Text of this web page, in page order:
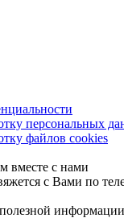
персональных
файлов cookies
вместе с нами
с Вами по
информации